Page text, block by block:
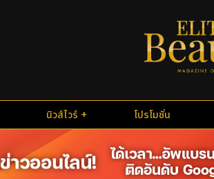
นิวส์ไวร์ โปรโมชั่น